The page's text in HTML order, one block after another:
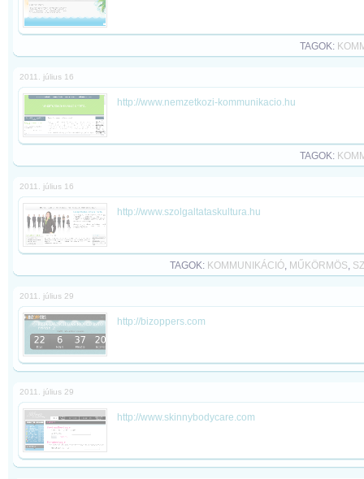
TAGOK:
2011. július 16
http://www.nemzetkozi-kommunikacio.hu
TAGOK:
2011. július 16
http://www.szolgaltataskultura.hu
TAGOK: KOMMUNIKÁCIÓ, MŰKÖRMÖS,
2011. július 29
http://bizoppers.com
2011. július 29
http://www.skinnybodycare.com